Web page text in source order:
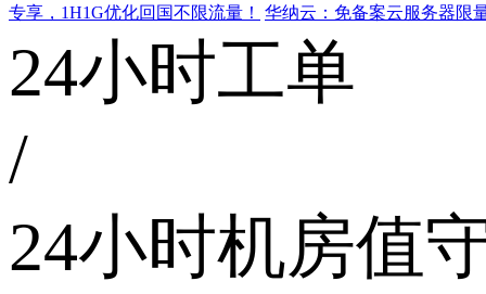
专享，1H1G优化回国不限流量！
华纳云：免备案云服务器限
24小时工单
/
24小时机房值